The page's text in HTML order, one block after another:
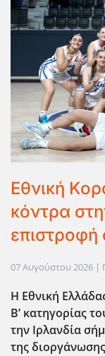
Εθνική
κόντρα
07 Αυγούστου 2026 |
Η Εθνική
Β’ κατηγορίας
την Ιρλανδία
της